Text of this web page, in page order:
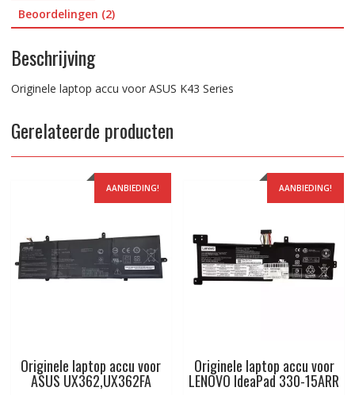
Beoordelingen (2)
Beschrijving
Originele laptop accu voor ASUS K43 Series
Gerelateerde producten
AANBIEDING!
Originele laptop accu voor
ASUS UX362,UX362FA
AANBIEDING!
Originele laptop accu voor
LENOVO IdeaPad 330-15ARR